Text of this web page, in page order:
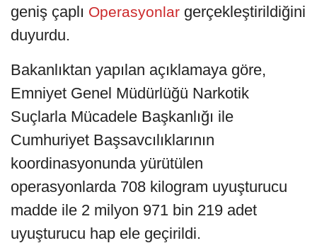
geniş çaplı Operasyonlar gerçekleştirildiğini
duyurdu.
Bakanlıktan yapılan açıklamaya göre,
Emniyet Genel Müdürlüğü Narkotik
Suçlarla Mücadele Başkanlığı ile
Cumhuriyet Başsavcılıklarının
koordinasyonunda yürütülen
operasyonlarda 708 kilogram uyuşturucu
madde ile 2 milyon 971 bin 219 adet
uyuşturucu hap ele geçirildi.